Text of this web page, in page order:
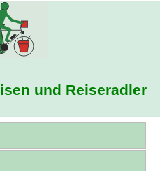
und Reiseradler